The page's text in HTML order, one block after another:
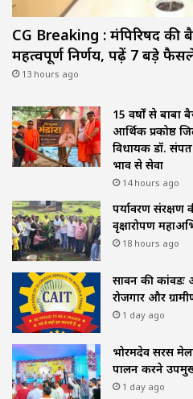
CG Breaking : मंत्रिपरिषद
महत्वपूर्ण निर्णय, पढ़ें 7 बड़े
13 hours ago
15 वर्षों से बाबा
आर्थिक प्रकोष्ठ
विधायक डॉ. संपत
भाव से सेवा
14 hours ago
पर्यावरण संरक्षण
वृक्षारोपण
18 hours ago
सावन की कांवडः
रोजगार और
1 day ago
भोरमदेव सरस
पालन करने
1 day ago